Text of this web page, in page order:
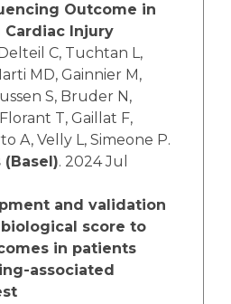
Outcome in
Cardiac Injury
C, Tuchtan L,
MD, Gainnier M,
S, Bruder N,
T, Gaillat F,
A, Velly L, Simeone P.
(Basel). 2024 Jul
and validation
score to
in patients
associated